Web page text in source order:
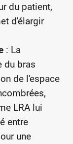
du patient,
d'élargir
: La
du bras
de l'espace
LRA lui
entre
une